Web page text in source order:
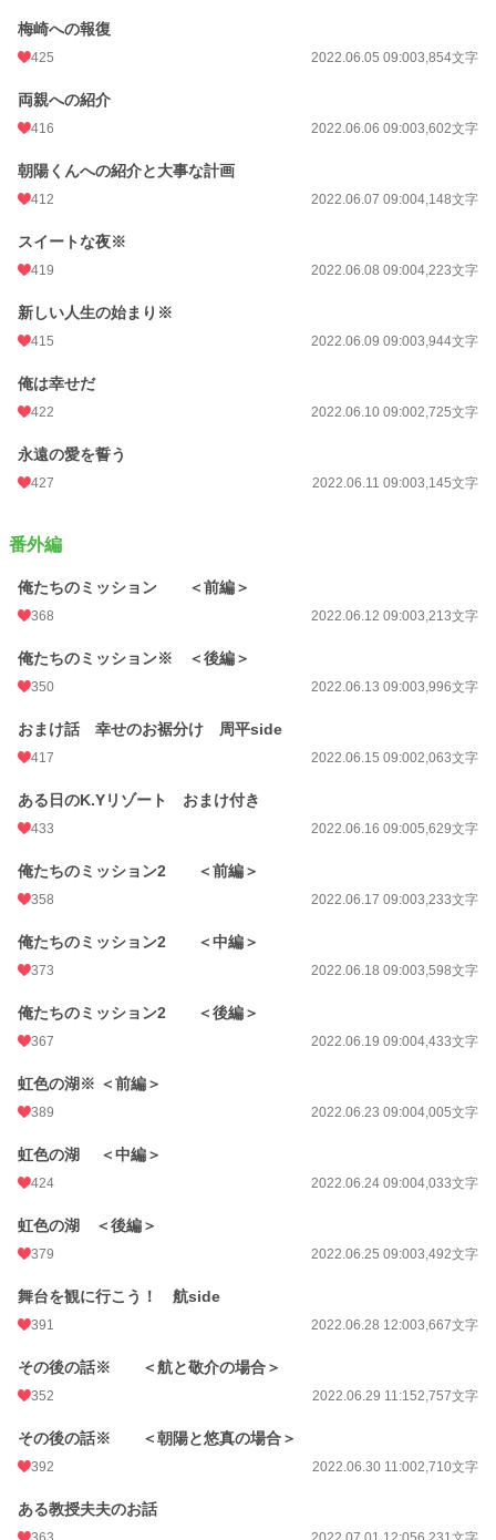
梅崎への報復
425 2022.06.05 09:003,854文字
両親への紹介
416 2022.06.06 09:003,602文字
朝陽くんへの紹介と大事な計画
412 2022.06.07 09:004,148文字
スイートな夜※
419 2022.06.08 09:004,223文字
新しい人生の始まり※
415 2022.06.09 09:003,944文字
俺は幸せだ
422 2022.06.10 09:002,725文字
永遠の愛を誓う
427 2022.06.11 09:003,145文字
番外編
俺たちのミッション ＜前編＞
368 2022.06.12 09:003,213文字
俺たちのミッション※ ＜後編＞
350 2022.06.13 09:003,996文字
おまけ話 幸せのお裾分け 周平side
417 2022.06.15 09:002,063文字
ある日のK.Yリゾート おまけ付き
433 2022.06.16 09:005,629文字
俺たちのミッション2 ＜前編＞
358 2022.06.17 09:003,233文字
俺たちのミッション2 ＜中編＞
373 2022.06.18 09:003,598文字
俺たちのミッション2 ＜後編＞
367 2022.06.19 09:004,433文字
虹色の湖※ ＜前編＞
389 2022.06.23 09:004,005文字
虹色の湖 ＜中編＞
424 2022.06.24 09:004,033文字
虹色の湖 ＜後編＞
379 2022.06.25 09:003,492文字
舞台を観に行こう！ 航side
391 2022.06.28 12:003,667文字
その後の話※ ＜航と敬介の場合＞
352 2022.06.29 11:152,757文字
その後の話※ ＜朝陽と悠真の場合＞
392 2022.06.30 11:002,710文字
ある教授夫夫のお話